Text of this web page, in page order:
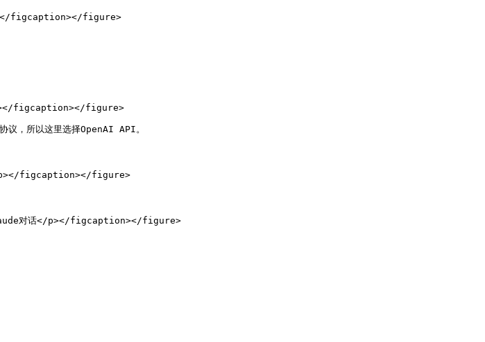
figcaption></figure>
figcaption></figure>
，所以这里选择OpenAI API。
p></figcaption></figure>
对话</p></figcaption></figure>